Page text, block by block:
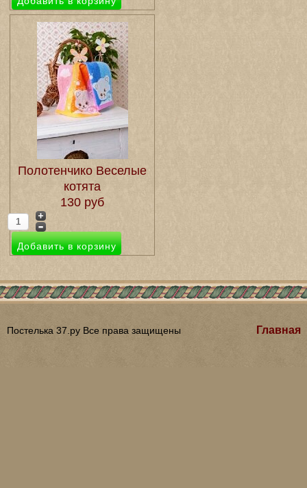
Полотенчико Веселые
котята
130 руб
Постелька 37.ру Все права защищены Главная